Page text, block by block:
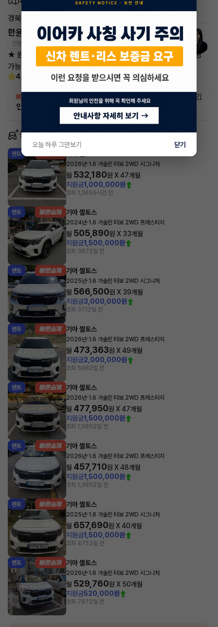
경북 구미시 구평동
한윤미 매니저
전문교육수료
★ 원할한 상담을 위해 평일 오전 9시30분부터 ~19시까지 상담
가능하오니 참고하셔서 연락 부탁드리겠습니다 ^-^
4.6
빠른승계
인증 차량으로 승계하는 이유?
자세히 보기
동일 차종 이어카
렌트
2026년·1.6 가솔린 터보 2WD 시그니처
월 532,180원 X47개월
지원금1,000,000원
조회 1,3655시간 전
렌트 기아 셀토스
2024년·1.6 가솔린 터보 2WD 프레스티지
월 505,890원 X 33개월
지원금1,500,000원
조회 3672일 전
렌트 기아 셀토스
2025년·1.6 가솔린 터보 2WD 시그니처
월 566,500원 X 39개월
지원금3,000,000원
조회 371 2일 전
렌트 기아 셀토스
2026년·1.6 가솔린 터보 2WD 프레스티지
월 473,363원 X49개월
지원금2,000,000원
조회 5982일 전
렌트 기아 셀토스
2026년·1.6 가솔린 터보 2WD 프레스티지
월 477,950원 X47개월
지원금1,500,000원
조회 1,5852일 전
렌트 기아 셀토스
2026년·1.6 가솔린 터보 2WD 프레스티지
월 457,710원 X48개월
지원금1,500,000원
조회 1,3852일 전
렌트 기아 셀토스
2025년·1.6 가솔린 터보 2WD 시그니처
월 657,690원 X40개월
지원금1,500,000원
조회 4752일 전
렌트 기아 셀토스
2026년·1.6 가솔린 터보 2WD 시그니처
월 529,760원 X 50개월
지원금520,000원
조회 7872일 전
오늘 하루 그만보기 닫기